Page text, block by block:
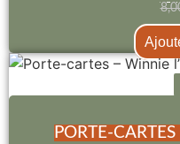
PORTE-